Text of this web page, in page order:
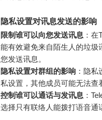
隐私设置对讯息发送的影响
限制谁可以向您发送讯息 ：
能有效避免来自陌生人的垃圾
您发送讯息。
隐私设置对群组的影响 ：隐
私设置，其他成员可能无法查
控制谁可以通话与发讯息 ：
选择只有联络人能拨打语音通